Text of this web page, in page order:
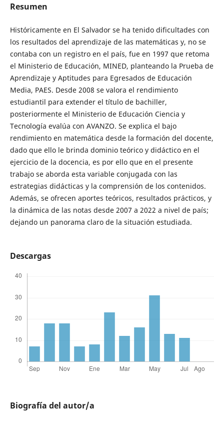
Resumen
Históricamente en El Salvador se ha tenido dificultades con
los resultados del aprendizaje de las matemáticas y, no se
contaba con un registro en el país, fue en 1997 que retoma
el Ministerio de Educación, MINED, planteando la Prueba de
Aprendizaje y Aptitudes para Egresados de Educación
Media, PAES. Desde 2008 se valora el rendimiento
estudiantil para extender el título de bachiller,
posteriormente el Ministerio de Educación Ciencia y
Tecnología evalúa con AVANZO. Se explica el bajo
rendimiento en matemática desde la formación del docente,
dado que ello le brinda dominio teórico y didáctico en el
ejercicio de la docencia, es por ello que en el presente
trabajo se aborda esta variable conjugada con las
estrategias didácticas y la comprensión de los contenidos.
Además, se ofrecen aportes teóricos, resultados prácticos, y
la dinámica de las notas desde 2007 a 2022 a nivel de país;
dejando un panorama claro de la situación estudiada.
Descargas
Biografía del autor/a